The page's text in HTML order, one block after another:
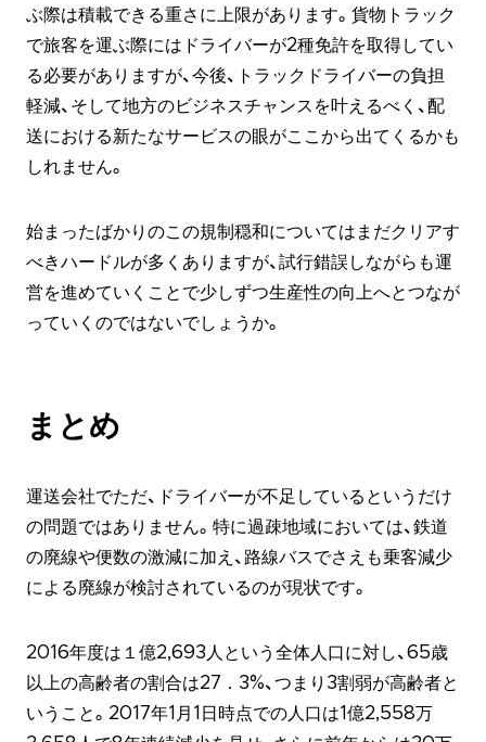
ぶ際は積載できる重さに上限があります。貨物トラック
で旅客を運ぶ際にはドライバーが2種免許を取得してい
る必要がありますが、今後、トラックドライバーの負担
軽減、そして地方のビジネスチャンスを叶えるべく、配
送における新たなサービスの眼がここから出てくるかも
しれません。
始まったばかりのこの規制穏和についてはまだクリアす
べきハードルが多くありますが、試行錯誤しながらも運
営を進めていくことで少しずつ生産性の向上へとつなが
っていくのではないでしょうか。
まとめ
運送会社でただ、ドライバーが不足しているというだけ
の問題ではありません。特に過疎地域においては、鉄道
の廃線や便数の激減に加え、路線バスでさえも乗客減少
による廃線が検討されているのが現状です。
2016年度は１億2,693人という全体人口に対し、65歳
以上の高齢者の割合は27．3%、つまり3割弱が高齢者と
いうこと。2017年1月1日時点での人口は1億2,558万